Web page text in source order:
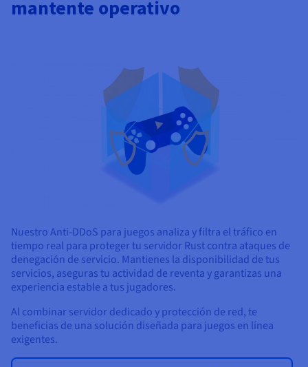
mantente operativo
Nuestro Anti-DDoS para juegos analiza y filtra el tráfico en
tiempo real para proteger tu servidor Rust contra ataques de
denegación de servicio. Mantienes la disponibilidad de tus
servicios, aseguras tu actividad de reventa y garantizas una
experiencia estable a tus jugadores.
Al combinar servidor dedicado y protección de red, te
beneficias de una solución diseñada para juegos en línea
exigentes.